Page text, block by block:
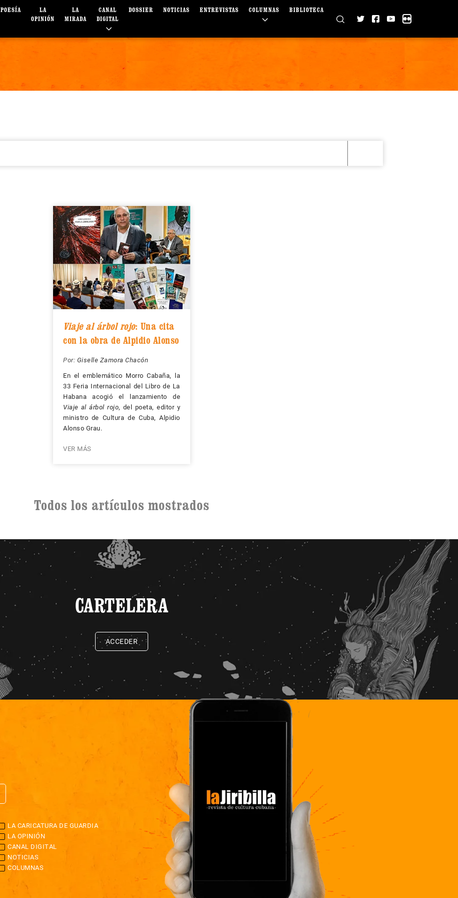
POESÍA
LA
OPINIÓN
LA
MIRADA
CANAL
DIGITAL
DOSSIER NOTICIAS ENTREVISTAS COLUMNAS BIBLIOTECA
Viaje al árbol rojo: Una cita
con la obra de Alpidio Alonso
Por: Giselle Zamora Chacón
En el emblemático Morro Cabaña, la
33 Feria Internacional del Libro de La
Habana acogió el lanzamiento de
Viaje al árbol rojo, del poeta, editor y
ministro de Cultura de Cuba, Alpidio
Alonso Grau.
VER MÁS
Todos los artículos mostrados
CARTELERA
ACCEDER
LA CARICATURA DE GUARDIA
LA OPINIÓN
CANAL DIGITAL
NOTICIAS
COLUMNAS